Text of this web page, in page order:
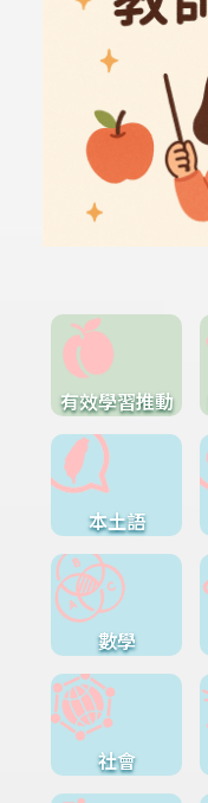
有效學習推動
本土語
數學
社會